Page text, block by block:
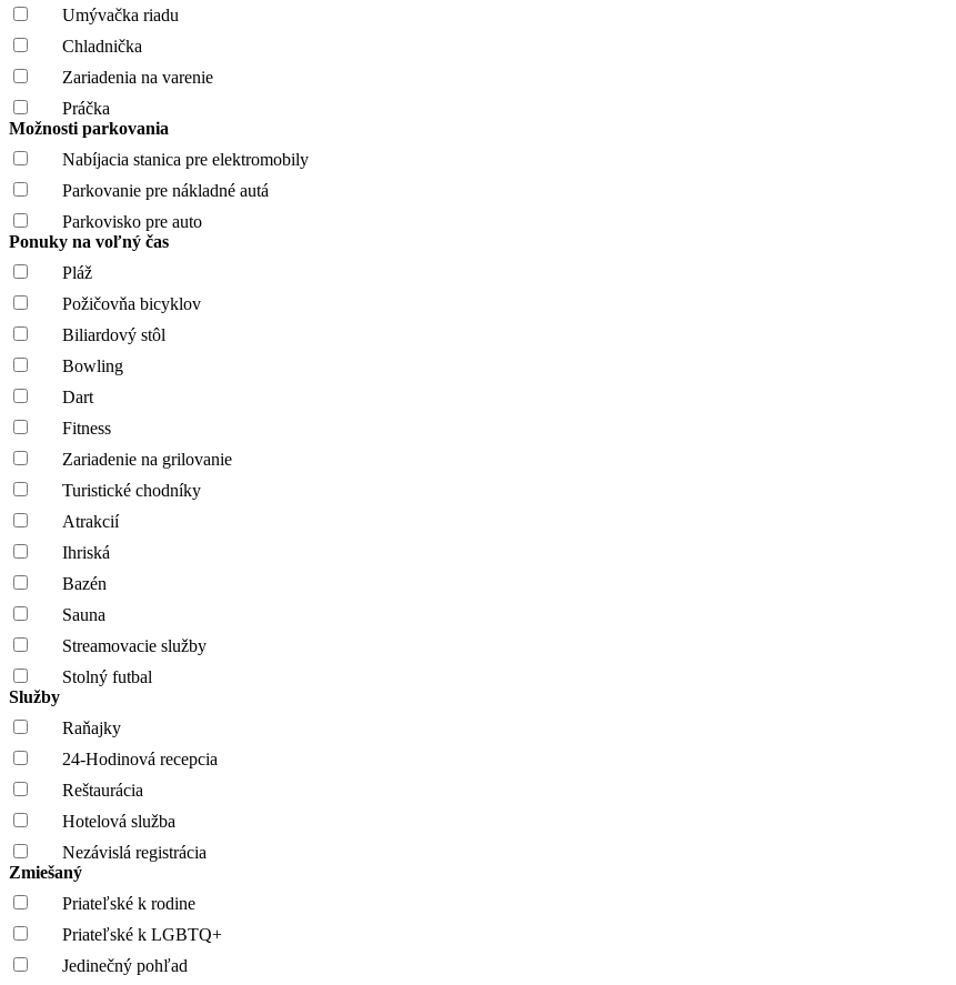
Umývačka riadu
Chladnička
Zariadenia na varenie
Práčka
Možnosti parkovania
Nabíjacia stanica pre elektromobily
Parkovanie pre nákladné autá
Parkovisko pre auto
Ponuky na voľný čas
Pláž
Požičovňa bicyklov
Biliardový stôl
Bowling
Dart
Fitness
Zariadenie na grilovanie
Turistické chodníky
Atrakcií
Ihriská
Bazén
Sauna
Streamovacie služby
Stolný futbal
Služby
Raňajky
24-Hodinová recepcia
Reštaurácia
Hotelová služba
Nezávislá registrácia
Zmiešaný
Priateľské k rodine
Priateľské k LGBTQ+
Jedinečný pohľad